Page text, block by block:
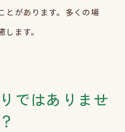
とがあります。多くの場
ます。
ではありませ